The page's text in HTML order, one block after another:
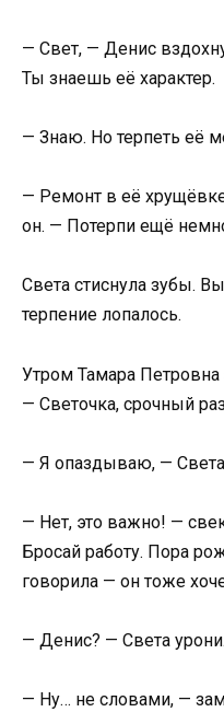
— Свет, — Денис
Ты знаешь её характер.
— Знаю. Но терпеть её
— Ремонт в её
он. — Потерпи ещё
Света стиснула зубы.
терпение лопалось.
Утром Тамара
— Светочка, срочный
— Я опаздываю, — Света
— Нет, это важно! —
Бросай работу. Пора
говорила — он тоже
— Денис? — Света
— Ну… не словами, —